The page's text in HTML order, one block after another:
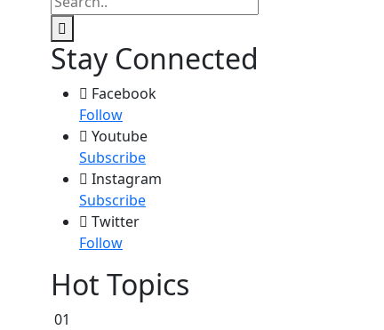
Stay Connected
Facebook
Follow
Youtube
Subscribe
Instagram
Subscribe
Twitter
Follow
Hot Topics
01